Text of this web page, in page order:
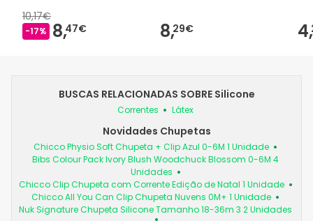
10,17€
-17% 8,47€ 8,29€ 4,
BUSCAS RELACIONADAS SOBRE Silicone
Correntes Látex
Novidades Chupetas
Chicco Physio Soft Chupeta + Clip Azul 0-6M 1 Unidade
Bibs Colour Pack Ivory Blush Woodchuck Blossom 0-6M 4
Unidades
Chicco Clip Chupeta com Corrente Edição de Natal 1 Unidade
Chicco All You Can Clip Chupeta Nuvens 0M+ 1 Unidade
Nuk Signature Chupeta Silicone Tamanho 18-36m 3 2 Unidades